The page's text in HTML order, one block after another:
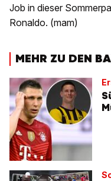
Job in dieser
Ronaldo. (mam)
MEHR ZU DEN